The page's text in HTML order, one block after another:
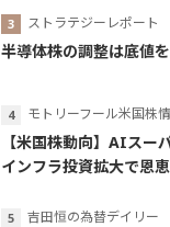
ストラテジーレポート
半導体株の調整は底値
モトリーフール米国株
【米国株動向】AIスー
インフラ投資拡大で恩
吉田恒の為替デイリー